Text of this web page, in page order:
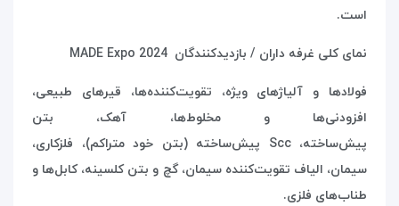
است.
نمای کلی غرفه داران / بازدیدکنندگان MADE Expo 2024
فولادها و آلیاژهای ویژه، تقویت‌کننده‌ها، قیرهای طبیعی،
افزودنی‌ها و مخلوط‌ها، آهک، بتن
پیش‌ساخته،Scc پیش‌ساخته (بتن خود متراکم)، فلزکاری،
سیمان، الیاف تقویت‌کننده سیمان، گچ و بتن کلسینه، کابل‌ها و
طناب‌های فلزی.